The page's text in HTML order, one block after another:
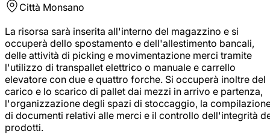
Città Monsano
La risorsa sarà inserita all'interno del magazzino e si
occuperà dello spostamento e dell'allestimento bancali,
delle attività di picking e movimentazione merci tramite
l'utilizzo di transpallet elettrico o manuale e carrello
elevatore con due e quattro forche. Si occuperà inoltre del
carico e lo scarico di pallet dai mezzi in arrivo e partenza,
l'organizzazione degli spazi di stoccaggio, la
di documenti relativi alle merci e il controllo dell'integrità
prodotti.